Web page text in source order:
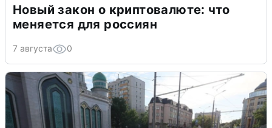
Новый закон о криптовалюте: что
меняется для россиян
7 августа 0